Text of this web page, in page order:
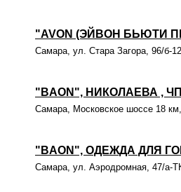
"AVON (ЭЙВОН БЬЮТИ
Самара, ул. Стара Загора, 96/б-
"BAON", НИКОЛАЕВА , ЧП
Самара, Московское шоссе 18
"BAON", ОДЕЖДА ДЛЯ
Самара, ул. Аэродромная, 47/а-